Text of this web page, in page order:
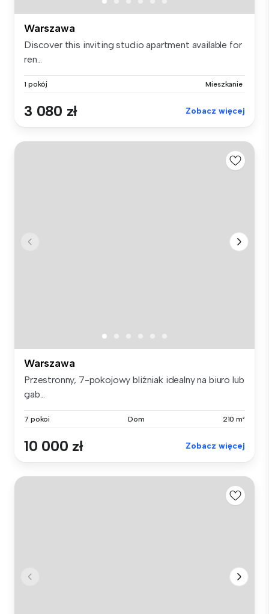
Warszawa
Discover this inviting studio apartment available for
ren...
1 pokój Mieszkanie
3 080 zł Zobacz więcej
Warszawa
Przestronny, 7-pokojowy bliźniak idealny na biuro lub
gab...
7 pokoi Dom 210 m²
10 000 zł Zobacz więcej